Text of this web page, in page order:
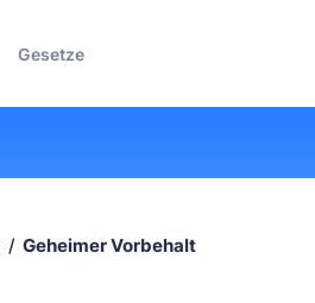
Gesetze
Geheimer Vorbehalt